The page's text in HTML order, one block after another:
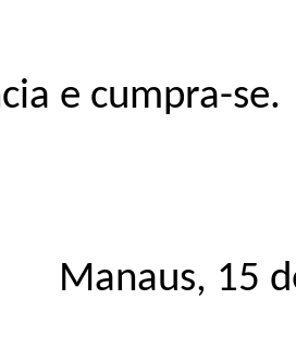
e cumpra-se.
Manaus, 15